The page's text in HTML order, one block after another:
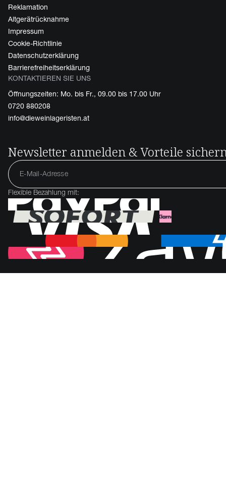
Reklamation
Altgerätrücknahme
Impressum
Cookie-Richtlinie
Datenschutzerklärung
Barrierefreiheitserklärung
KONTAKTIEREN SIE UNS
Öffnungszeiten: Mo. bis Fr., 09.00 bis 17.00 Uhr
0720 880208
info@dieweinlageristen.at
Newsletter anmelden & Vorteile
Flexible Bezahlung mit: